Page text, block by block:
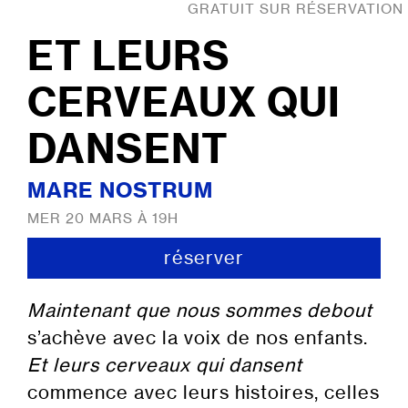
ET LEURS
CERVEAUX QUI
DANSENT
MARE NOSTRUM
MER 20 MARS À 19H
réserver
Maintenant que nous sommes debout
s’achève avec la voix de nos enfants.
Et leurs cerveaux qui dansent
commence avec leurs histoires, celles
GRATUIT SUR RÉSERVATION